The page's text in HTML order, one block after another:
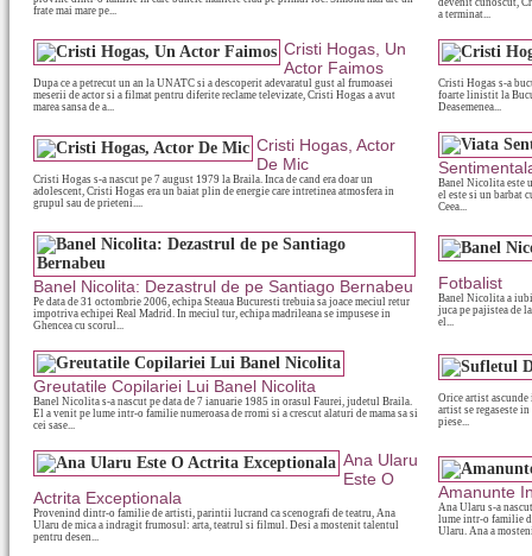
frate mai mare pe...
devenit cunoscut,
a terminat...
Cristi Hogas, Un
Actor Faimos
Dupa ce a petrecut un an la UNATC si a descoperit adevaratul gust al frumoasei
meserii de actor si a filmat pentru diferite reclame televizate, Cristi Hogas a avut
marea sansa de a...
Cristi Hogas s-a
foarte linistit la
Deasemenea...
Cristi Hogas, Actor
De Mic
Cristi Hogas s-a nascut pe 7 august 1979 la Braila. Inca de cand era doar un
adolescent, Cristi Hogas era un baiat plin de energie care intretinea atmosfera in
grupul sau de prieteni....
Banel Nicolita este
el este si un barbat
Ceea...
Banel Nicolita: Dezastrul de pe Santiago Bernabeu
Pe data de 31 octombrie 2006, echipa Steaua Bucuresti trebuia sa joace meciul retur
impotriva echipei Real Madrid. In meciul tur, echipa madrileana se impusese in
Ghencea cu scorul...
Fotbalist
Banel Nicolita a
juca pe pajistea de
el...
Greutatile Copilariei Lui Banel Nicolita
Banel Nicolita s-a nascut pe data de 7 ianuarie 1985 in orasul Faurei, judetul Braila.
El a venit pe lume intr-o familie numeroasa de rromi si a crescut alaturi de mama sa si
cei sase...
Orice artist
artist se regaseste
piese...
Ana Ularu
Este O
Actrita Exceptionala
Provenind dintr-o familie de artisti, parintii lucrand ca scenografi de teatru, Ana
Ularu de mica a indragit frumosul: arta, teatrul si filmul. Desi a mostenit talentul
pentru desen...
Amanunte
Ana Ularu s-a
lume intr-o familie
Ularu. Ana a